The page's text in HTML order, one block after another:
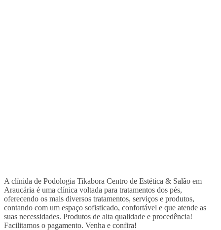
A clínida de Podologia Tikabora Centro de Estética & Salão em
Araucária é uma clínica voltada para tratamentos dos pés,
oferecendo os mais diversos tratamentos, serviços e produtos,
contando com um espaço sofisticado, confortável e que atende as
suas necessidades. Produtos de alta qualidade e procedência!
Facilitamos o pagamento. Venha e confira!